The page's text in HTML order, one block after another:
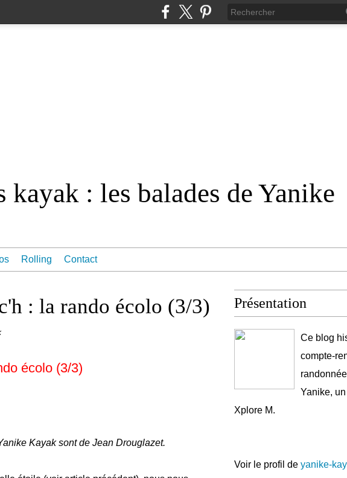
kayak : les balades de Yanike
Rolling Contact
: la rando écolo (3/3)
écolo (3/3)
Kayak sont de Jean Drouglazet.
Présentation
Ce blog
compte-
Yanike,
Xplore M.
Voir le profil de yanike-